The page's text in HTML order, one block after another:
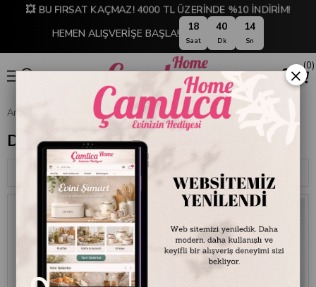
💥 BU FIRSAT KAÇMAZ! 4000 TL ÜZERİNDE %10 İNDİRİM!
HEMEN ALIŞVERİŞE BAŞLA!
18
Saat
40
Dk
13
Sn
0
Anasayfa EMAYE DÜNYASI Diğer Emaye Ürünler
Diğer Emaye Ürünler
Filtreleme
Sıralama
×